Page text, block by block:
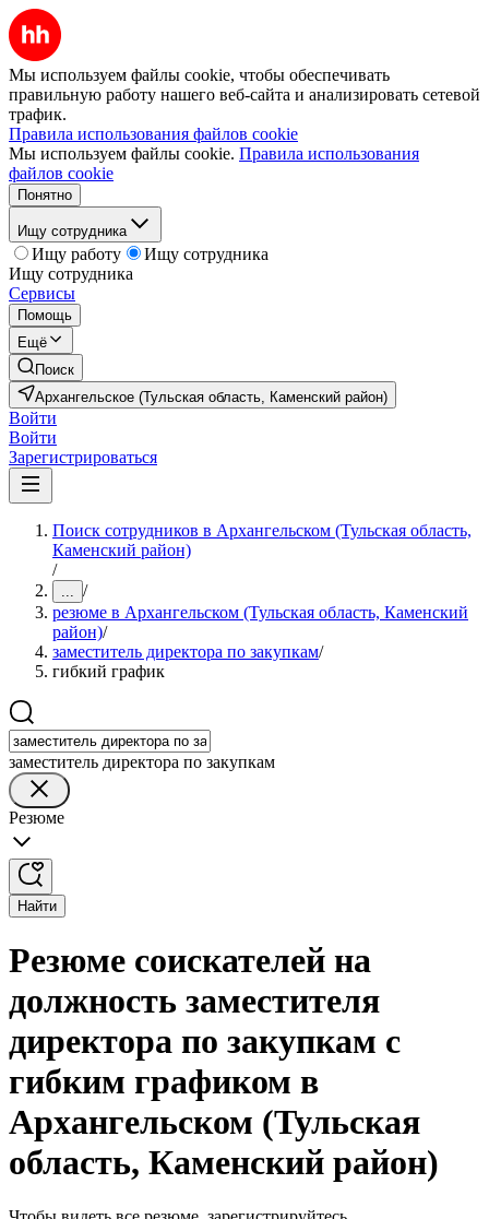
Мы используем файлы cookie, чтобы обеспечивать
правильную работу нашего веб-сайта и анализировать сетевой
трафик.
Правила использования файлов cookie
Мы используем файлы cookie. Правила использования
файлов cookie
Понятно
Ищу сотрудника
Ищу работу
Ищу сотрудника
Ищу сотрудника
Сервисы
Помощь
Ещё
Поиск
Архангельское (Тульская область, Каменский район)
Войти
Войти
Зарегистрироваться
Поиск сотрудников в Архангельском (Тульская область,
Каменский район)
/
... /
резюме в Архангельском (Тульская область, Каменский
район)/
заместитель директора по закупкам/
гибкий график
заместитель директора по закупкам
Резюме
Найти
Резюме соискателей на
должность заместителя
директора по закупкам с
гибким графиком в
Архангельском (Тульская
область, Каменский район)